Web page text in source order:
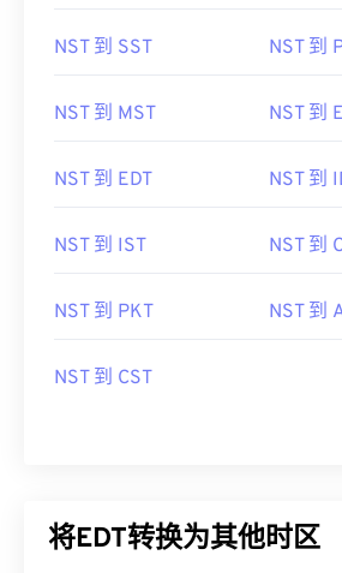
NST 到 SST NST 到
NST 到 MST NST 到
NST 到 EDT NST 到
NST 到 IST NST 到
NST 到 PKT NST 到
NST 到 CST
将EDT转换为其他时区